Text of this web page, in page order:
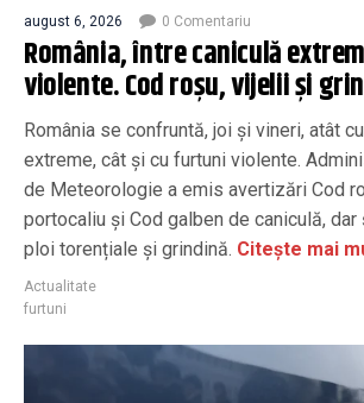
august 6, 2026 0 Comentariu
România, între caniculă
violente. Cod roșu, vijelii și
România se confruntă, joi și vineri, atât
extreme, cât și cu furtuni violente.
de Meteorologie a emis avertizări Cod
portocaliu și Cod galben de caniculă,
ploi torențiale și grindină. Citește mai
Actualitate
furtuni